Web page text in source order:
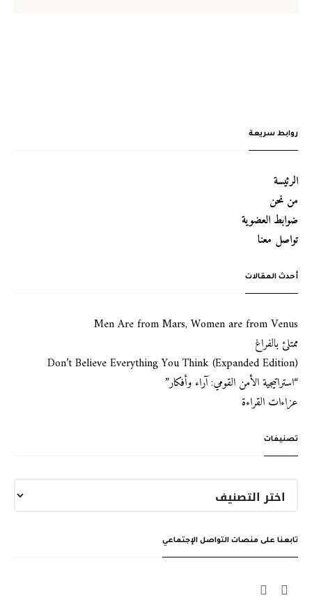
روابط سريعة
الرئيسة
من نحن
ضوابط العضوية
تواصل معنا
أحدث المقالات
Men Are from Mars, Women are from Venus
ممتلئ بالفراغ
Don’t Believe Everything You Think (Expanded Edition)
“استراتيجية الأمن القومي: آراء وأفكار”
عزاءات القراءة
تصنيفات
تابعنا على منصات التواصل الإجتماعي